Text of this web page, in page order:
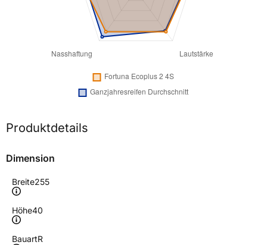
Produktdetails
Dimension
Breite255
Höhe40
BauartR